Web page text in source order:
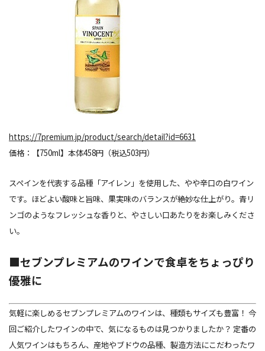
https://7premium.jp/product/search/detail?id=6631
価格：【750ml】本体458円（税込503円）
スペインを代表する品種「アイレン」を使用した、やや辛口の白ワイン
です。ほどよい酸味と旨味、果実味のバランスが絶妙な仕上がり。青リ
ンゴのようなフレッシュな香りと、やさしい口あたりをお楽しみくださ
い。
■セブンプレミアムのワインで食卓をちょっぴり
優雅に
気軽に楽しめるセブンプレミアムのワインは、種類もサイズも豊富！ 今
回ご紹介したワインの中で、気になるものは見つかりましたか？ 定番の
人気ワインはもちろん、産地やブドウの品種、製造方法にこだわったワ